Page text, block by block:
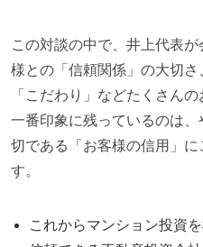
この対談の中で、井上代表
様との「信頼関係」の大切
「こだわり」などたくさん
一番印象に残っているのは
切である「お客様の信用」
す。
これからマンション投資